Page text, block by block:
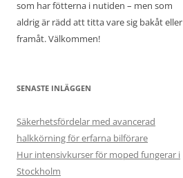
som har fötterna i nutiden – men som
aldrig är rädd att titta vare sig bakåt eller
framåt. Välkommen!
SENASTE INLÄGGEN
Säkerhetsfördelar med avancerad
halkkörning för erfarna bilförare
Hur intensivkurser för moped fungerar i
Stockholm